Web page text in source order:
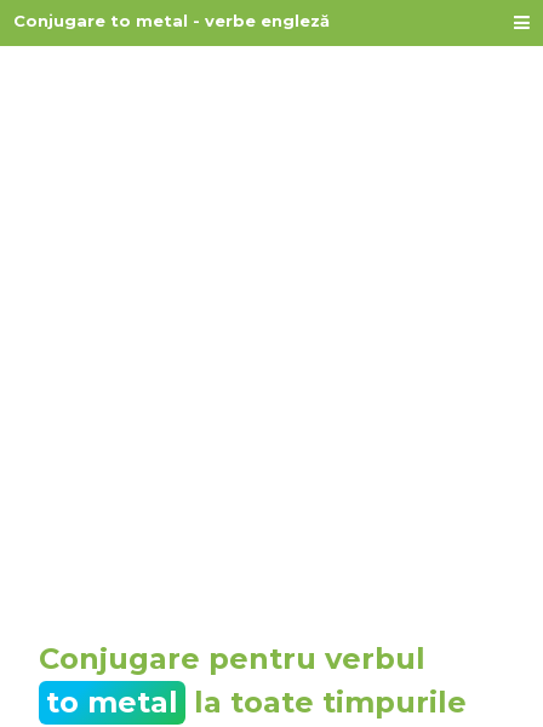
Conjugare to metal - verbe engleză
Conjugare pentru verbul
to metal la toate timpurile